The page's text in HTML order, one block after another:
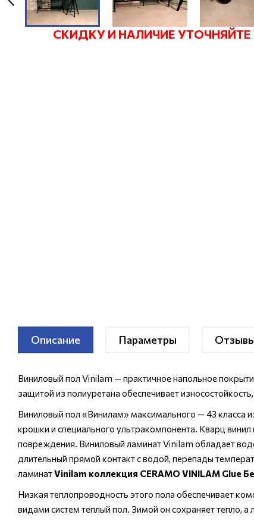
СКИДКУ И НАЛИЧИЕ
Описание Параметры
Виниловый пол Vinilam — практичное напольное
защитой из полиуретана обеспечивает
Виниловый пол «Винилам» максимального — 43 класса
крошки и специального ультракомпонента. Кварц
повреждения. Виниловый ламинат Vinilam обладает
длительный прямой контакт с водой, перепады
ламинатVinilam коллекция CERAMO VINILAM Glue
Низкая теплопроводность этого пола обеспечивает
видами систем теплый пол. Зимой он сохраняет тепло,